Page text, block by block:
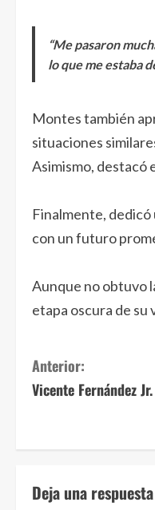
“Me pasaron
lo que me estaba
Montes también
situaciones
Asimismo, destacó
Finalmente, dedicó
con un futuro
Aunque no obtuvo
etapa oscura de su
S
i
Anterior:
Vicente Fernández
Deja una respuesta